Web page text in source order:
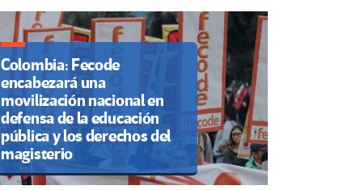
Colombia: Fecode
encabezará una
movilización nacional en
defensa de la educación
pública y los derechos del
magisterio